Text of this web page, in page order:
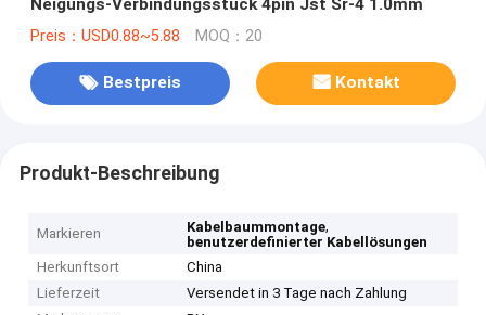
Neigungs-Verbindungsstück 4pin Jst Sr-4 1.0mm
Preis：USD0.88~5.88 MOQ：20
Bestpreis Kontakt
Produkt-Beschreibung
Markieren Kabelbaummontage,
benutzerdefinierter Kabellösungen
Herkunftsort
China
Lieferzeit
Versendet in 3 Tage nach Zahlung